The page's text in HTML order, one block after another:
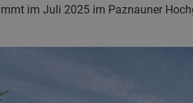
im Juli 2025 im Paznauner